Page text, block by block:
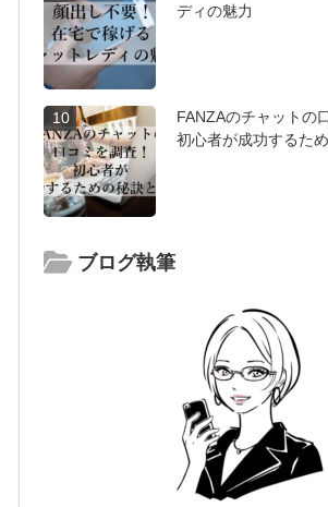
ディの魅力
10
FANZAのチャットの
初心者が成功するた
ブログ執筆